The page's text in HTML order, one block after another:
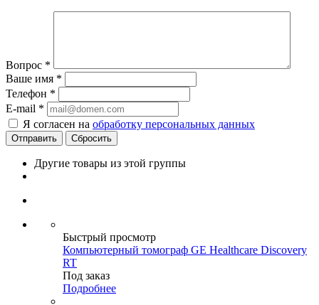
Вопрос *
Ваше имя *
Телефон *
E-mail *
Я согласен на обработку персональных данных
Сбросить
Другие товары из этой группы
Быстрый просмотр
Компьютерный томограф GE Healthcare Discovery
RT
Под заказ
Подробнее